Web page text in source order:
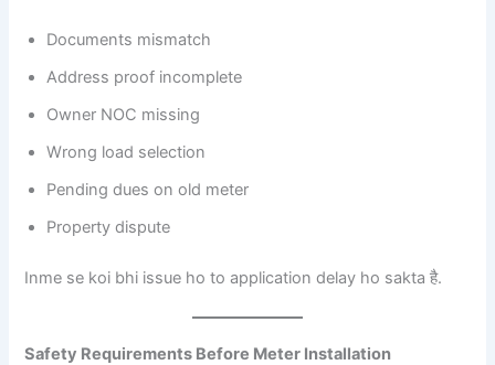
Documents mismatch
Address proof incomplete
Owner NOC missing
Wrong load selection
Pending dues on old meter
Property dispute
Inme se koi bhi issue ho to application delay ho sakta है.
Safety Requirements Before Meter Installation